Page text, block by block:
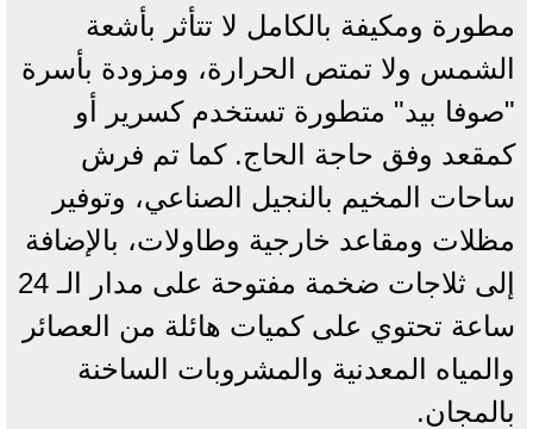
مطورة ومكيفة بالكامل لا تتأثر بأشعة
الشمس ولا تمتص الحرارة، ومزودة بأسرة
"صوفا بيد" متطورة تستخدم كسرير أو
كمقعد وفق حاجة الحاج. كما تم فرش
ساحات المخيم بالنجيل الصناعي، وتوفير
مظلات ومقاعد خارجية وطاولات، بالإضافة
إلى ثلاجات ضخمة مفتوحة على مدار الـ 24
ساعة تحتوي على كميات هائلة من العصائر
والمياه المعدنية والمشروبات الساخنة
بالمجان.